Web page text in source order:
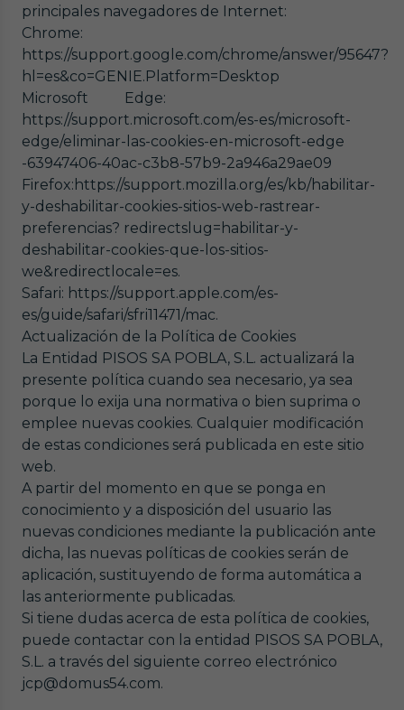
principales navegadores de Internet:
Chrome:
https://support.google.com/chrome/answer/95647?
hl=es&co=GENIE.Platform=Desktop
Microsoft Edge:
https://support.microsoft.com/es-es/microsoft-
edge/eliminar-las-cookies-en-microsoft-edge
-63947406-40ac-c3b8-57b9-2a946a29ae09
Firefox:https://support.mozilla.org/es/kb/habilitar-
y-deshabilitar-cookies-sitios-web-rastrear-
preferencias? redirectslug=habilitar-y-
deshabilitar-cookies-que-los-sitios-
we&redirectlocale=es.
Safari: https://support.apple.com/es-
es/guide/safari/sfri11471/mac.
Actualización de la Política de Cookies
La Entidad PISOS SA POBLA, S.L. actualizará la
presente política cuando sea necesario, ya sea
porque lo exija una normativa o bien suprima o
emplee nuevas cookies. Cualquier modificación
de estas condiciones será publicada en este sitio
web.
A partir del momento en que se ponga en
conocimiento y a disposición del usuario las
nuevas condiciones mediante la publicación ante
dicha, las nuevas políticas de cookies serán de
aplicación, sustituyendo de forma automática a
las anteriormente publicadas.
Si tiene dudas acerca de esta política de cookies,
puede contactar con la entidad PISOS SA POBLA,
S.L. a través del siguiente correo electrónico
jcp@domus54.com.